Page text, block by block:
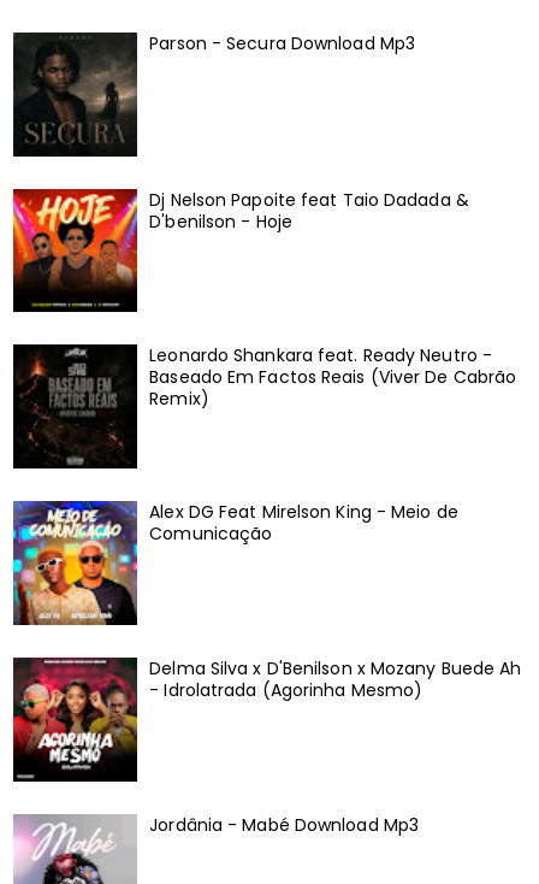
Parson - Secura Download Mp3
Dj Nelson Papoite feat Taio Dadada &
D'benilson - Hoje
Leonardo Shankara feat. Ready Neutro -
Baseado Em Factos Reais (Viver De Cabrão
Remix)
Alex DG Feat Mirelson King - Meio de
Comunicação
Delma Silva x D'Benilson x Mozany Buede Ah
- Idrolatrada (Agorinha Mesmo)
Jordânia - Mabé Download Mp3